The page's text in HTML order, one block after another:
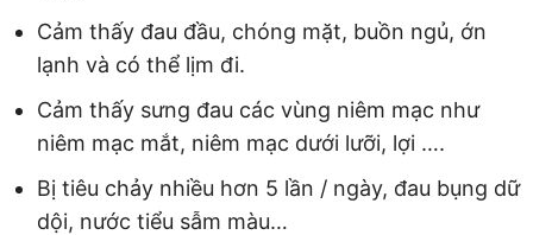
Cảm thấy đau đầu, chóng mặt, buồn ngủ, ớn
lạnh và có thể lịm đi.
Cảm thấy sưng đau các vùng niêm mạc như
niêm mạc mắt, niêm mạc dưới lưỡi, lợi ….
Bị tiêu chảy nhiều hơn 5 lần / ngày, đau bụng dữ
dội, nước tiểu sẫm màu…